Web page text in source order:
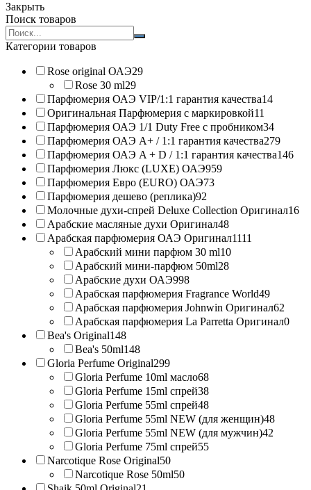
Закрыть
Поиск товаров
Search
products:
Категории товаров
Rose original ОАЭ29
Rose 30 ml29
Парфюмерия ОАЭ VIP/1:1 гарантия качества14
Оригинальная Парфюмерия с маркировкой11
Парфюмерия ОАЭ 1/1 Duty Free с пробником34
Парфюмерия ОАЭ A+ / 1:1 гарантия качества279
Парфюмерия ОАЭ A + D / 1:1 гарантия качества146
Парфюмерия Люкс (LUXE) ОАЭ959
Парфюмерия Евро (EURO) ОАЭ73
Парфюмерия дешево (реплика)92
Молочные духи-спрей Deluxe Collection Оригинал16
Арабские масляные духи Оригинал48
Арабская парфюмерия ОАЭ Оригинал1111
Арабский мини парфюм 30 ml10
Арабский мини-парфюм 50ml28
Арабские духи ОАЭ998
Арабская парфюмерия Fragrance World49
Арабская парфюмерия Johnwin Оригинал62
Арабская парфюмерия La Parretta Оригинал0
Bea's Original148
Bea's 50ml148
Gloria Perfume Original299
Gloria Perfume 10ml масло68
Gloria Perfume 15ml спрей38
Gloria Perfume 55ml спрей48
Gloria Perfume 55ml NEW (для женщин)48
Gloria Perfume 55ml NEW (для мужчин)42
Gloria Perfume 75ml спрей55
Narcotique Rose Original50
Narcotique Rose 50ml50